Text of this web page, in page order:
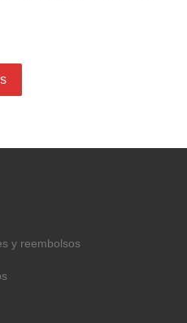
y reembolsos